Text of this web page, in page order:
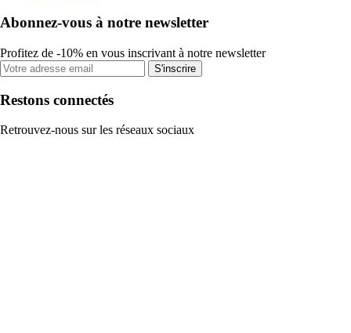
Abonnez-vous à notre newsletter
Profitez de -10% en vous inscrivant à notre newsletter
S'inscrire
Restons connectés
Retrouvez-nous sur les réseaux sociaux